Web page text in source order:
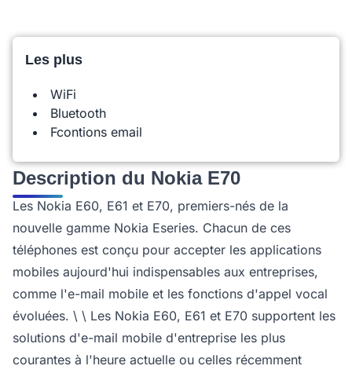
Les plus
WiFi
Bluetooth
Fcontions email
Description du Nokia E70
Les Nokia E60, E61 et E70, premiers-nés de la
nouvelle gamme Nokia Eseries. Chacun de ces
téléphones est conçu pour accepter les applications
mobiles aujourd'hui indispensables aux entreprises,
comme l'e-mail mobile et les fonctions d'appel vocal
évoluées. \ \ Les Nokia E60, E61 et E70 supportent les
solutions d'e-mail mobile d'entreprise les plus
courantes à l'heure actuelle ou celles récemment